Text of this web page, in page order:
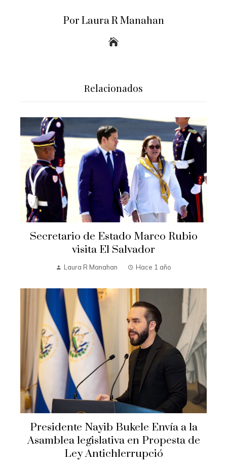
Por Laura R Manahan
Relacionados
Secretario de Estado Marco Rubio
visita El Salvador
Laura R Manahan Hace 1 año
Presidente Nayib Bukele Envía a la
Asamblea legislativa en Propesta de
Ley Antichlerrupció